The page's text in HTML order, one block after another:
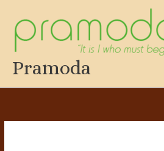
innehåll
Pramoda